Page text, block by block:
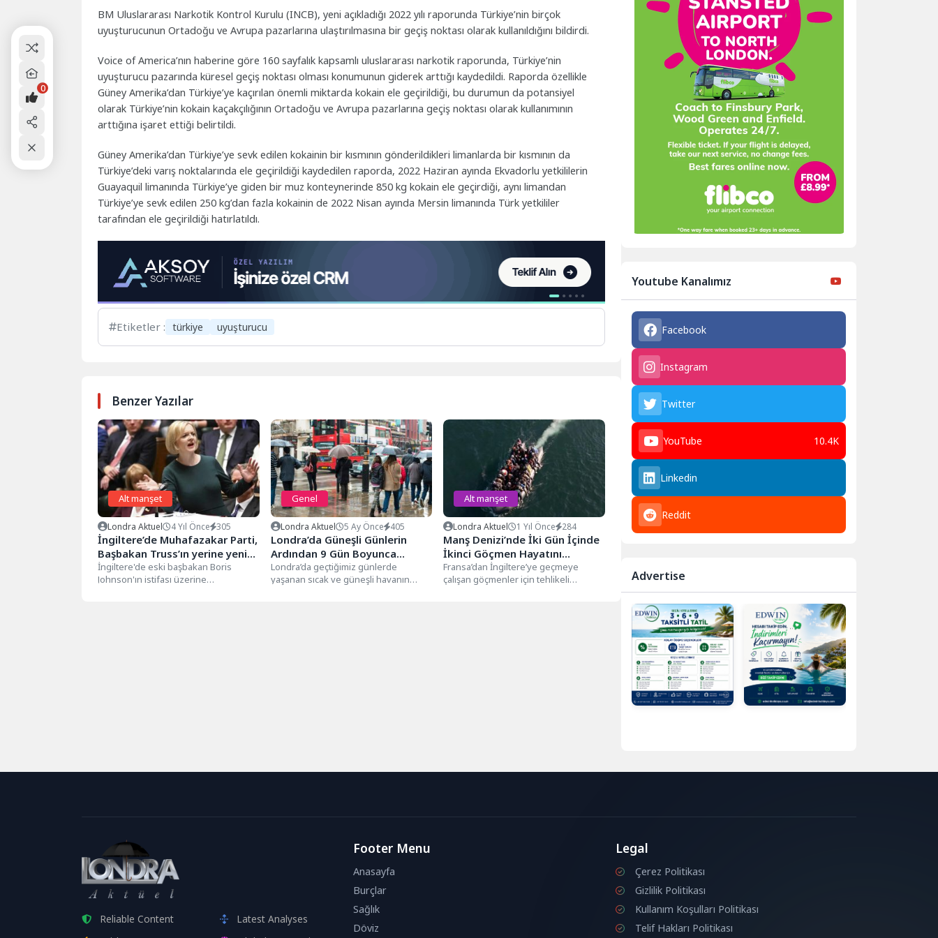
BM Uluslararası Narkotik Kontrol Kurulu (INCB), yeni açıkladığı 2022 yılı raporunda Türkiye’nin birçok
uyuşturucunun Ortadoğu ve Avrupa pazarlarına ulaştırılmasına bir geçiş noktası olarak kullanıldığını bildirdi.
Voice of America’nın haberine göre 160 sayfalık kapsamlı uluslararası narkotik raporunda, Türkiye’nin
uyuşturucu pazarında küresel geçiş noktası olması konumunun giderek arttığı kaydedildi. Raporda özellikle
Güney Amerika’dan Türkiye’ye kaçırılan önemli miktarda kokain ele geçirildiği, bu durumun da potansiyel
olarak Türkiye’nin kokain kaçakçılığının Ortadoğu ve Avrupa pazarlarına geçiş noktası olarak kullanımının
arttığına işaret ettiği belirtildi.
Güney Amerika’dan Türkiye’ye sevk edilen kokainin bir kısmının gönderildikleri limanlarda bir kısmının da
Türkiye’deki varış noktalarında ele geçirildiği kaydedilen raporda, 2022 Haziran ayında Ekvadorlu yetkililerin
Guayaquil limanında Türkiye’ye giden bir muz konteynerinde 850 kg kokain ele geçirdiği, aynı limandan
Türkiye’ye sevk edilen 250 kg’dan fazla kokainin de 2022 Nisan ayında Mersin limanında Türk yetkililer
tarafından ele geçirildiği hatırlatıldı.
Etiketler : türkiye uyuşturucu
Benzer Yazılar
Alt manşet
Londra Aktuel 4 Yıl Önce 305
İngiltere’de Muhafazakar Parti,
Başbakan Truss’ın yerine yeni
lider getirmeyi tartışıyor
İngiltere'de eski başbakan Boris
Johnson'ın istifası üzerine
Genel
Londra Aktuel 5 Ay Önce 405
Londra’da Güneşli Günlerin
Ardından 9 Gün Boyunca
Aralıksız Yağmur Görülecek
Londra’da geçtiğimiz günlerde
yaşanan sıcak ve güneşli havanın
Alt manşet
Londra Aktuel 1 Yıl Önce 284
Manş Denizi’nde İki Gün İçinde
İkinci Göçmen Hayatını
Kaybetti
Fransa’dan İngiltere’ye geçmeye
çalışan göçmenler için tehlikeli
Youtube Kanalımız
Facebook
Instagram
Twitter
YouTube 10.4K
Linkedin
Reddit
Advertise
Reliable Content
Latest Analyses
Footer Menu
Anasayfa
Burçlar
Sağlık
Döviz
Legal
Çerez Politikası
Gizlilik Politikası
Kullanım Koşulları Politikası
Telif Hakları Politikası
0